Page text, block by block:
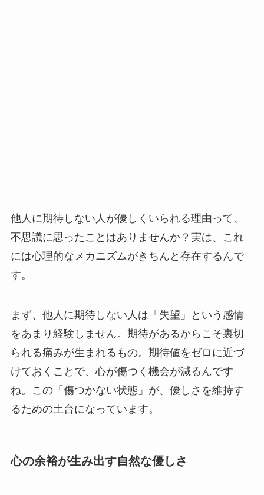
他人に期待しない人が優しくいられる理由って、
不思議に思ったことはありませんか？実は、これ
には心理的なメカニズムがきちんと存在するんで
す。
まず、他人に期待しない人は「失望」という感情
をあまり経験しません。期待があるからこそ裏切
られる痛みが生まれるもの。期待値をゼロに近づ
けておくことで、心が傷つく機会が減るんです
ね。この「傷つかない状態」が、優しさを維持す
るための土台になっています。
心の余裕が生み出す自然な優しさ